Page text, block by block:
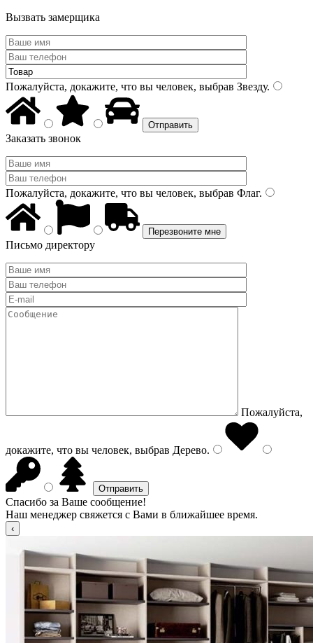
Вызвать замерщика
Пожалуйста, докажите, что вы человек, выбрав Звезду.
Заказать звонок
Пожалуйста, докажите, что вы человек, выбрав Флаг.
Письмо директору
Пожалуйста,
докажите, что вы человек, выбрав Дерево.
Спасибо за Ваше сообщение!
Наш менеджер свяжется с Вами в ближайшее время.